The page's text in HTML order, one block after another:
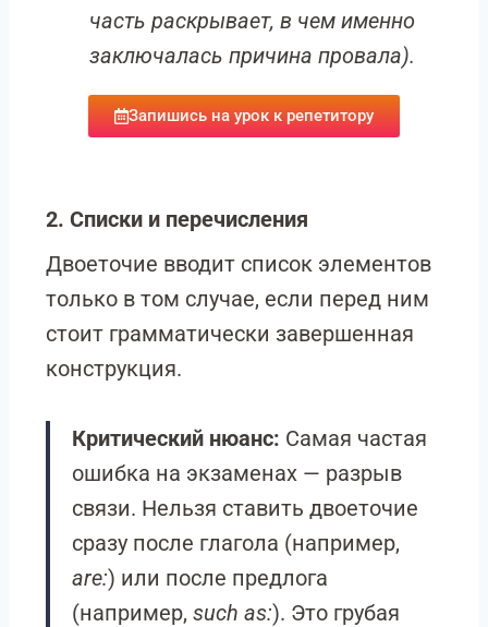
часть раскрывает, в чем именно
заключалась причина провала).
Запишись на урок к репетитору
2. Списки и перечисления
Двоеточие вводит список элементов
только в том случае, если перед ним
стоит грамматически завершенная
конструкция.
Критический нюанс: Самая частая
ошибка на экзаменах — разрыв
связи. Нельзя ставить двоеточие
сразу после глагола (например,
are:) или после предлога
(например, such as:). Это грубая